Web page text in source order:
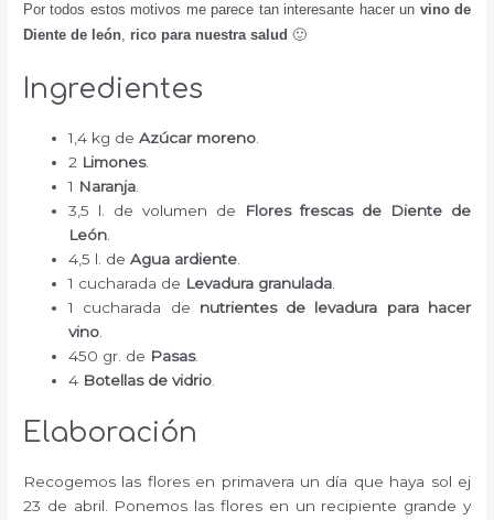
Por todos estos motivos me parece tan interesante hacer un vino de
Diente de león, rico para nuestra salud 🙂
Ingredientes
1,4 kg deAzúcar moreno.
2 Limones.
1 Naranja.
3,5 l. de volumen de
Flores frescas de Diente de
León.
4,5 l. deAgua ardiente.
1 cucharada de Levadura granulada.
1 cucharada de nutrientes de levadura para hacer
vino.
450 gr. de Pasas.
4 Botellas de vidrio.
Elaboración
Recogemos las flores en primavera un día que haya sol ej
23 de abril. Ponemos las flores en un recipiente grande y